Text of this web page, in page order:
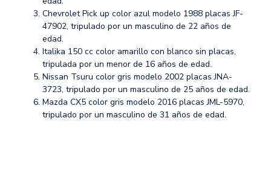
Chevrolet Pick up color azul modelo 1988 placas JF-
47902, tripulado por un masculino de 22 años de
edad.
Italika 150 cc color amarillo con blanco sin placas,
tripulada por un menor de 16 años de edad.
Nissan Tsuru color gris modelo 2002 placas JNA-
3723, tripulado por un masculino de 25 años de edad.
Mazda CX5 color gris modelo 2016 placas JML-5970,
tripulado por un masculino de 31 años de edad.